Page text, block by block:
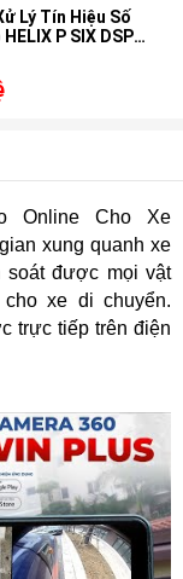
Lý Tín Hiệu Số
P SIX DSP
Online Cho Xe
xung quanh xe
soát được mọi vật
xe di chuyển.
trực tiếp trên điện